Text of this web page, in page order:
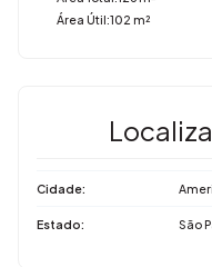
Área Útil:102 m²
Cidade:
Estado: São